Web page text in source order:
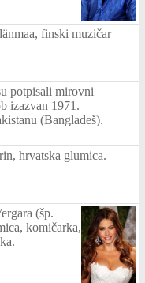
finski muzičar
potpisali mirovni
izazvan 1971.
(Bangladeš).
hrvatska glumica.
(šp.
komičarka,